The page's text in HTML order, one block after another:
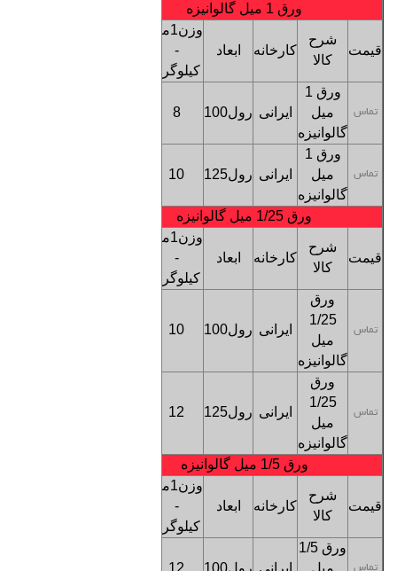
ورق 1 میل گالوانیزه
قیمت
شرح
کالا
کارخانه ابعاد
وزن1متر
-
کیلوگرم
تماس
ورق 1
میل
گالوانیزه
ایرانی رول100 8
تماس
ورق 1
میل
گالوانیزه
ایرانی رول125 10
ورق 1/25 میل گالوانیزه
قیمت
شرح
کالا
کارخانه ابعاد
وزن1متر
-
کیلوگرم
تماس
ورق
1/25
میل
گالوانیزه
ایرانی رول100 10
تماس
ورق
1/25
میل
گالوانیزه
ایرانی رول125 12
ورق 1/5 میل گالوانیزه
قیمت
شرح
کالا
کارخانه ابعاد
وزن1متر
-
کیلوگرم
تماس
ورق 1/5
میل
ایرانی رول100 12